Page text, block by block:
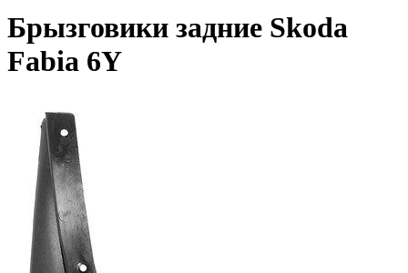
Брызговики задние Skoda
Fabia 6Y